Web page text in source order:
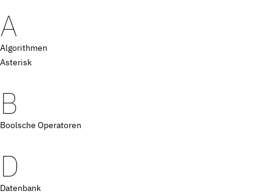
A
Algorithmen
Asterisk
B
Boolsche Operatoren
D
Datenbank